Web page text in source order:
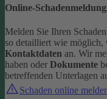
Online-Schadenmeldung
Melden Sie Ihren
so detailliert wie möglich,
Kontaktdaten an. Wir
haben oder Dokumente
betreffenden Unterlagen
Schaden online